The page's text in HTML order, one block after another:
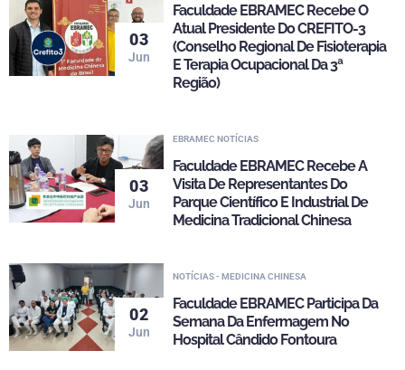
03
Jun
Faculdade EBRAMEC Recebe O
Atual Presidente Do CREFITO-3
(Conselho Regional De Fisioterapia
E Terapia Ocupacional Da 3ª
Região)
03
Jun
EBRAMEC NOTÍCIAS
Faculdade EBRAMEC Recebe A
Visita De Representantes Do
Parque Científico E Industrial De
Medicina Tradicional Chinesa
02
Jun
NOTÍCIAS - MEDICINA CHINESA
Faculdade EBRAMEC Participa Da
Semana Da Enfermagem No
Hospital Cândido Fontoura